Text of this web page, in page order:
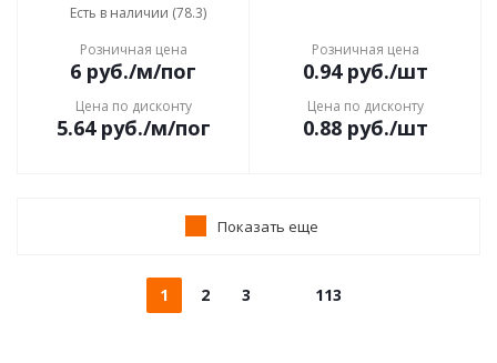
Есть в наличии (78.3)
Розничная цена
6 руб./м/пог
Цена по дисконту
5.64руб./м/пог
Розничная цена
0.94руб./шт
Цена по дисконту
0.88руб./шт
Показать еще
1 2 3 113